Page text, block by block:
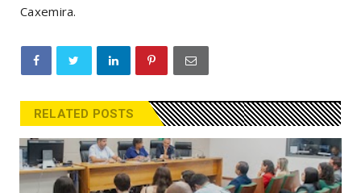
Caxemira.
RELATED POSTS